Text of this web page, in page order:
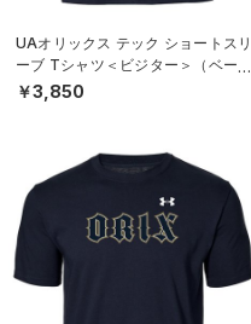
UAオリックス テック ショートスリ
ーブ Tシャツ＜ビジター＞（ベース
ボール/UNISEX）
￥3,850